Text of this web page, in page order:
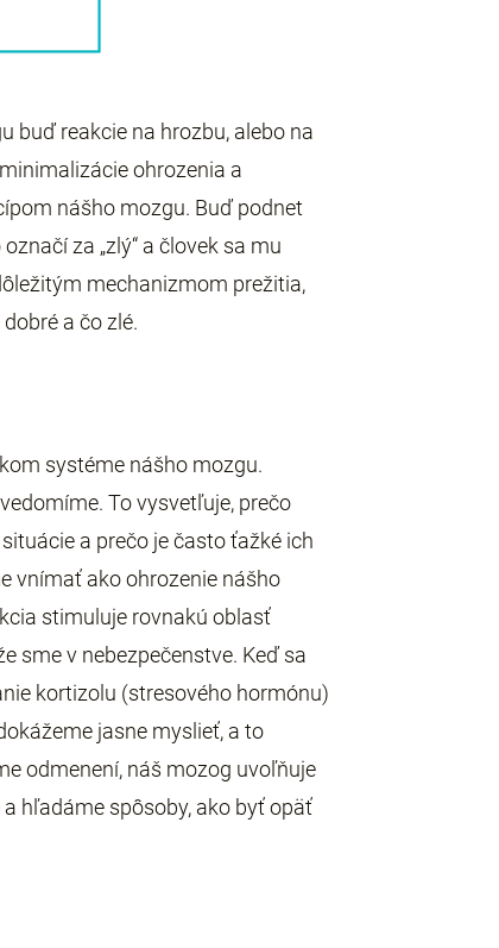
buď reakcie na hrozbu, alebo na
ohrozenia a
nášho mozgu. Buď podnet
za „zlý“ a človek sa mu
mechanizmom prežitia,
a čo zlé.
systéme nášho mozgu.
To vysvetľuje, prečo
a prečo je často ťažké ich
vnímať ako ohrozenie nášho
stimuluje rovnakú oblasť
sme v nebezpečenstve. Keď sa
kortizolu (stresového hormónu)
jasne myslieť, a to
odmenení, náš mozog uvoľňuje
hľadáme spôsoby, ako byť opäť